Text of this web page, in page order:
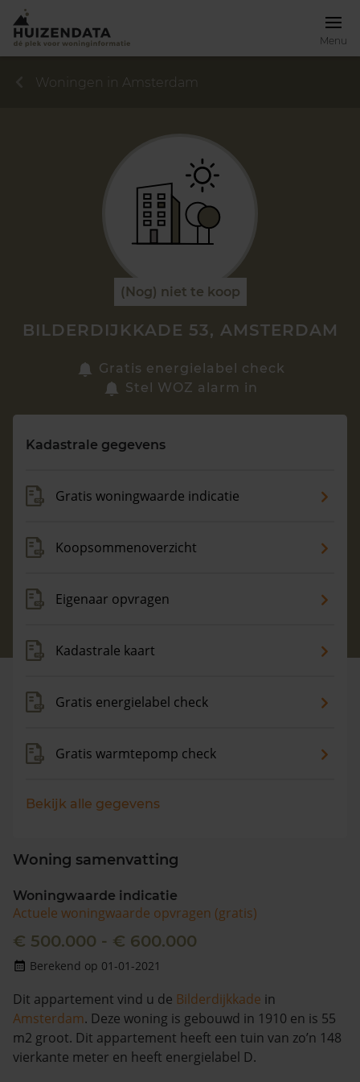
Menu
Zoek een woning
Maandag t/m vrijdag - 08:00 -18:00
Woningen in Amsterdam
(Nog) niet te koop
BILDERDIJKKADE 53, AMSTERDAM
Gratis energielabel check
Stel WOZ alarm in
Kadastrale gegevens
Gratis woningwaarde indicatie
Koopsommenoverzicht
Eigenaar opvragen
Kadastrale kaart
Gratis energielabel check
Gratis warmtepomp check
Bekijk alle gegevens
Woning samenvatting
Woningwaarde indicatie
Actuele woningwaarde opvragen (gratis)
€ 500.000 - € 600.000
Berekend op 01-01-2021
Dit appartement vind u de Bilderdijkkade in
Amsterdam. Deze woning is gebouwd in 1910 en is 55
m2 groot. Dit appartement heeft een tuin van zo’n 148
vierkante meter en heeft energielabel D.